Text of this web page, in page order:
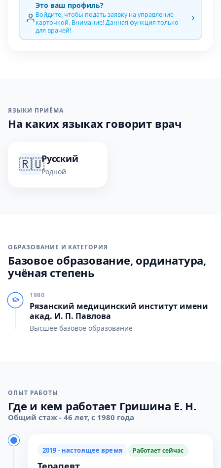
Это ваш профиль?
Войдите, чтобы подать заявку на управление
карточкой. Внимание! Данная функция только
для врачей!
ЯЗЫКИ ПРИЁМА
На каких языках говорит врач
🇷🇺Русский
Родной
ОБРАЗОВАНИЕ И КАТЕГОРИЯ
Базовое образование, ординатура,
учёная степень
1980
Рязанский медицинский институт имени
акад. И. П. Павлова
Высшее базовое образование
ОПЫТ РАБОТЫ
Где и кем работает Гришина Е. Н.
Общий стаж - 46 лет, с 1980 года
2019 - настоящее время Работает сейчас